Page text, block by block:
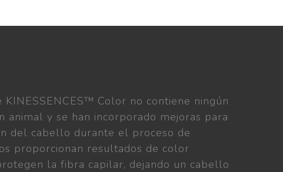
Color no contiene ningún
animal y se han incorporado mejoras para
del cabello durante el proceso de
proporcionan resultados de color
la fibra capilar, dejando un cabello